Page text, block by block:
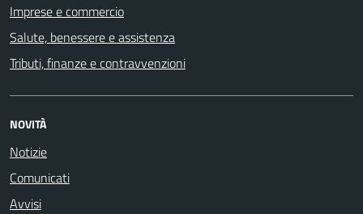
Imprese e commercio
Salute, benessere e assistenza
Tributi, finanze e contravvenzioni
NOVITÀ
Notizie
Comunicati
Avvisi